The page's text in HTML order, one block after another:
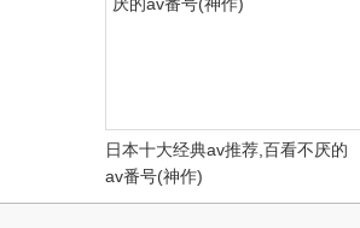
日本十大经典av推荐,百看不厌的
av番号(神作)